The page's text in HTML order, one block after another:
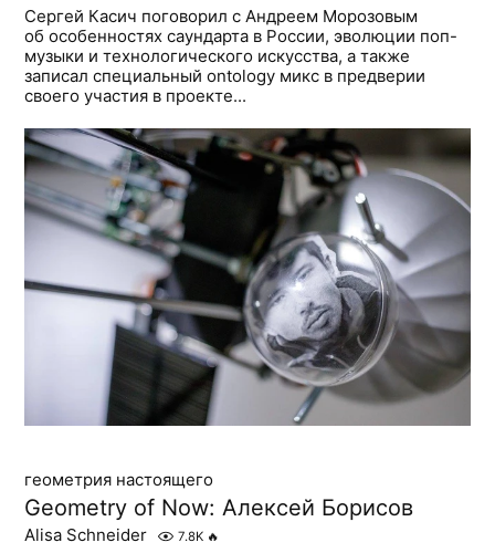
Сергей Касич поговорил с Андреем Морозовым
об особенностях саундарта в России, эволюции поп-
музыки и технологического искусства, а также
записал специальный ontology микс в предверии
своего участия в проекте...
геометрия настоящего
Geometry of Now: Алексей Борисов
Alisa Schneider 7.8K 🔥